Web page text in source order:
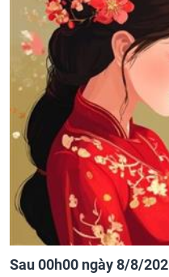
Sau 00h00 ngày 8/8/